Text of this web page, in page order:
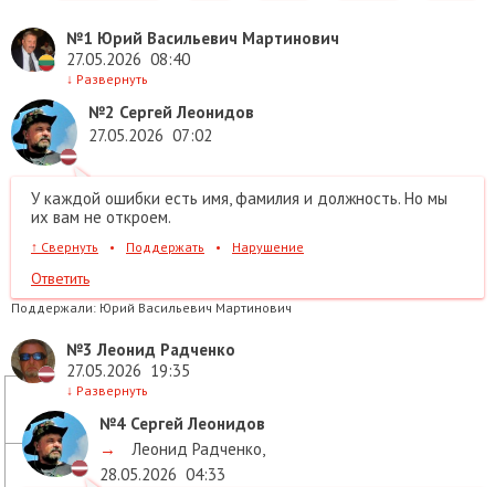
№1 Юрий Васильевич Мартинович
27.05.2026 08:40
↓ Развернуть
№2 Сергей Леонидов
27.05.2026 07:02
У каждой ошибки есть имя, фамилия и должность. Но мы
их вам не откроем.
↑ Свернуть • Поддержать • Нарушение
Ответить
Поддержали: Юрий Васильевич Мартинович
№3 Леонид Радченко
27.05.2026 19:35
↓ Развернуть
№4 Сергей Леонидов
→
Леонид Радченко,
28.05.2026 04:33